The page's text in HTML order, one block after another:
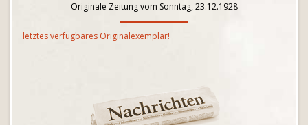
Originale Zeitung vom Sonntag, 23.12.1928
letztes verfügbares Originalexemplar!